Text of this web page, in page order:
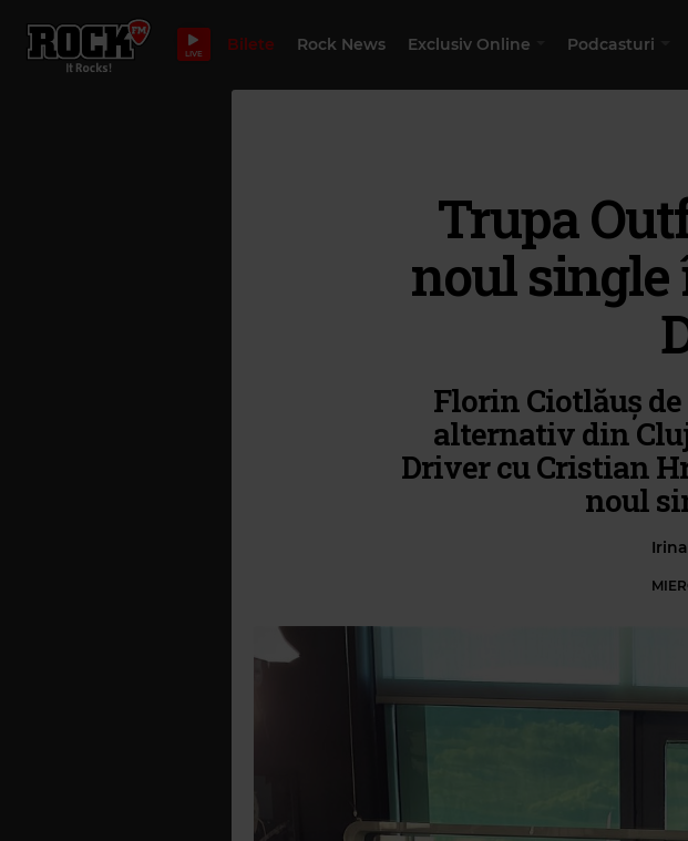
LIVE Bilete Rock News Exclusiv Online Podcasturi
Trupa
noul single
Florin Ciotlăuș
alternativ din
Driver cu Cristian
noul